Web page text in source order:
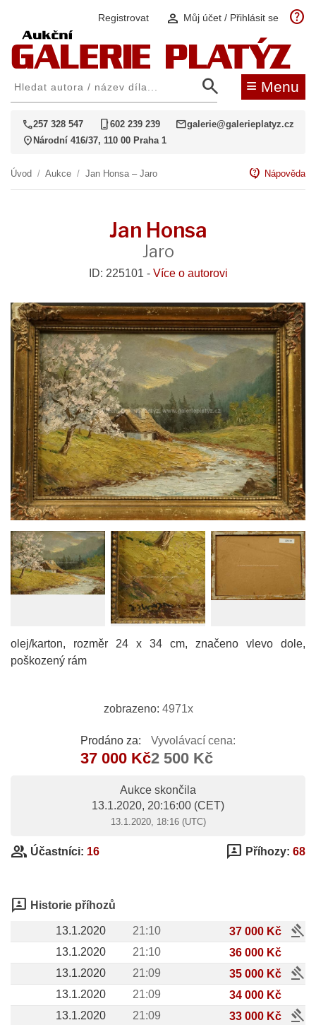
Registrovat person Můj účet / Přihlásit se help
search ≡ Menu
call257 328 547 phone_iphone602 239 239 mailgalerie@galerieplatyz.cz
location_on Národní 416/37, 110 00 Praha 1
Úvod / Aukce / Jan Honsa – Jaro contact_support Nápověda
Jan Honsa
Jaro
ID: 225101 - Více o autorovi
olej/karton, rozměr 24 x 34 cm, značeno vlevo dole,
poškozený rám
zobrazeno: 4971x
Prodáno za:
37 000 Kč
Vyvolávací cena:
2 500 Kč
Aukce skončila
13.1.2020, 20:16:00 (CET)
13.1.2020, 18:16 (UTC)
group Účastníci: 16 3p Příhozy: 68
3p Historie příhozů
13.1.2020 21:10 37 000 Kč gavel
13.1.2020 21:10
36 000 Kč
13.1.2020
21:09 35 000 Kč gavel
13.1.2020 21:09
34 000 Kč
13.1.2020
21:09 33 000 Kč gavel